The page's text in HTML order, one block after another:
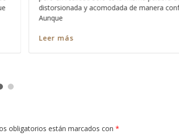
Leer más
obligatorios están marcados con *